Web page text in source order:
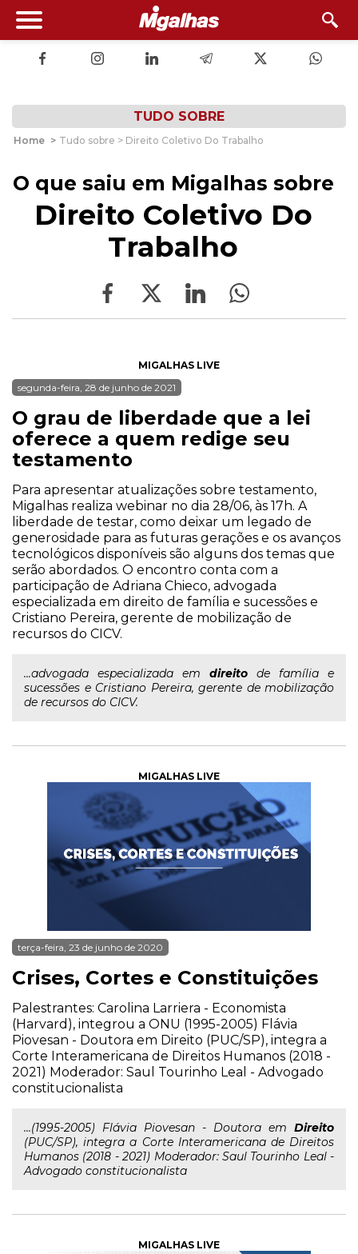
TUDO SOBRE
Home > Tudo sobre > Direito Coletivo Do Trabalho
O que saiu em Migalhas sobre
Direito Coletivo Do
Trabalho
MIGALHAS LIVE
segunda-feira, 28 de junho de 2021
O grau de liberdade que a lei
oferece a quem redige seu
testamento
Para apresentar atualizações sobre testamento,
Migalhas realiza webinar no dia 28/06, às 17h. A
liberdade de testar, como deixar um legado de
generosidade para as futuras gerações e os avanços
tecnológicos disponíveis são alguns dos temas que
serão abordados. O encontro conta com a
participação de Adriana Chieco, advogada
especializada em direito de família e sucessões e
Cristiano Pereira, gerente de mobilização de
recursos do CICV.
...advogada especializada em direito de família e
sucessões e Cristiano Pereira, gerente de mobilização
de recursos do CICV.
MIGALHAS LIVE
terça-feira, 23 de junho de 2020
Crises, Cortes e Constituições
Palestrantes: Carolina Larriera - Economista
(Harvard), integrou a ONU (1995-2005) Flávia
Piovesan - Doutora em Direito (PUC/SP), integra a
Corte Interamericana de Direitos Humanos (2018 -
2021) Moderador: Saul Tourinho Leal - Advogado
constitucionalista
...(1995-2005) Flávia Piovesan - Doutora em Direito
(PUC/SP), integra a Corte Interamericana de Direitos
Humanos (2018 - 2021) Moderador: Saul Tourinho Leal -
Advogado constitucionalista
MIGALHAS LIVE